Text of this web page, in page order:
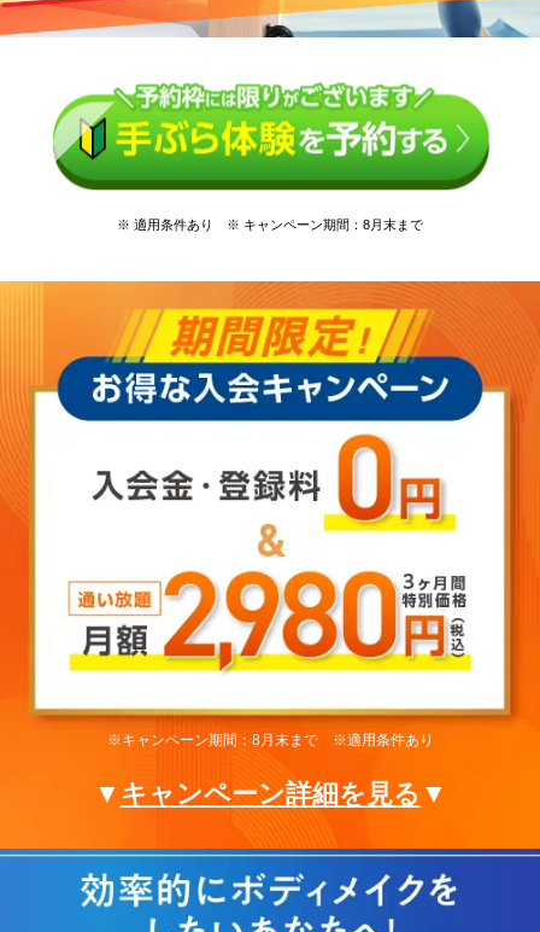
※ 適用条件あり ※ キャンペーン期間：8月末まで
※キャンペーン期間：8月末まで ※適用条件あり
▼ キャンペーン詳細を見る ▼